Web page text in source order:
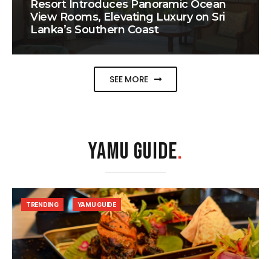
Resort Introduces Panoramic Ocean
View Rooms, Elevating Luxury on Sri
Lanka’s Southern Coast
SEE MORE
YAMU GUIDE.
TRENDING YAMU GUIDE